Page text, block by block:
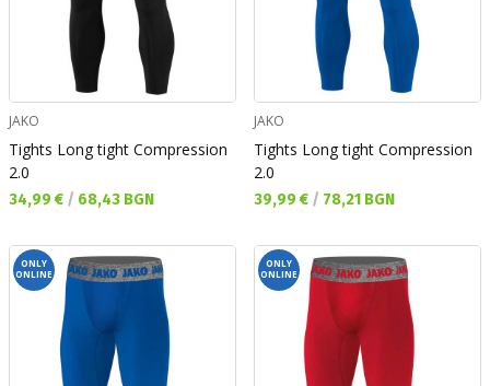
JAKO
Tights Long tight Compression
2.0
Текуща цена:
34,99 € / 68,43 BGN
JAKO
Tights Long tight Compression
2.0
Текуща цена:
39,99 € / 78,21 BGN
ONLY
ONLINE
ONLY
ONLINE